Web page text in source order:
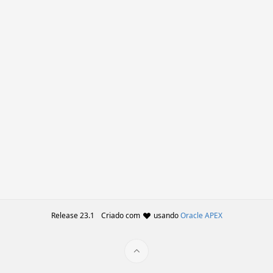
Release 23.1 Criado com usandoOracle APEX